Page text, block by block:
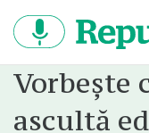
continut
Vorbește
ascultă